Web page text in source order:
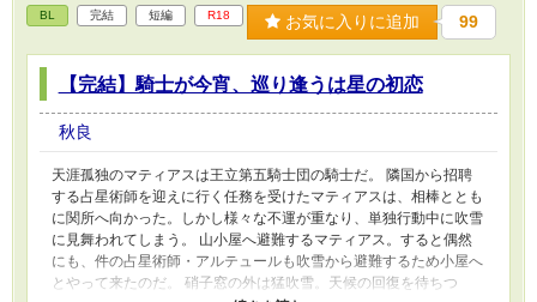
BL 完結 短編 R18 お気に入りに追加 99
【完結】騎士が今宵、巡り逢うは星の初恋
秋良
天涯孤独のマティアスは王立第五騎士団の騎士だ。 隣国から招聘
する占星術師を迎えに行く任務を受けたマティアスは、相棒ととも
に関所へ向かった。しかし様々な不運が重なり、単独行動中に吹雪
に見舞われてしまう。 山小屋へ避難するマティアス。すると偶然
にも、件の占星術師・アルテュールも吹雪から避難するため小屋へ
とやって来たのだ。 硝子窓の外は猛吹雪。天候の回復を待ちつ